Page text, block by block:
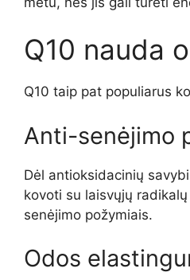
Q10 nauda
Q10 taip pat populiarus
Anti-senėjimo
Dėl antioksidacinių
kovoti su laisvųjų
senėjimo požymiais.
Odos